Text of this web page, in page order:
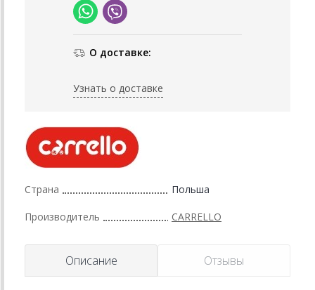
О доставке:
Узнать о доставке
Страна Польша
Производитель CARRELLO
Описание Отзывы